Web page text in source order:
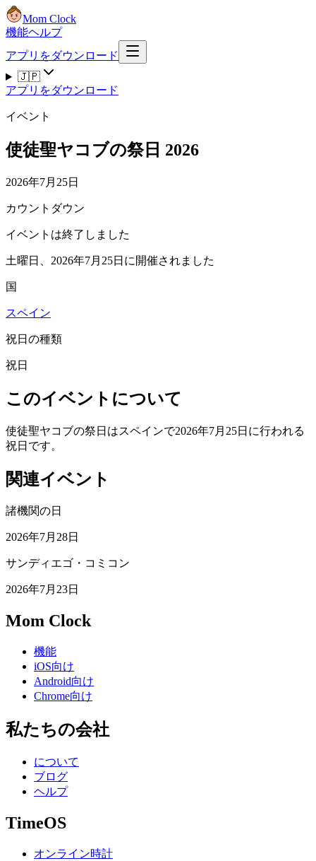
Mom Clock
機能ヘルプ
アプリをダウンロード
🇯🇵
アプリをダウンロード
イベント
使徒聖ヤコブの祭日 2026
2026年7月25日
カウントダウン
イベントは終了しました
土曜日、2026年7月25日に開催されました
国
スペイン
祝日の種類
祝日
このイベントについて
使徒聖ヤコブの祭日はスペインで2026年7月25日に行われる
祝日です。
関連イベント
諸機関の日
2026年7月28日
サンディエゴ・コミコン
2026年7月23日
Mom Clock
機能
iOS向け
Android向け
Chrome向け
私たちの会社
について
ブログ
ヘルプ
TimeOS
オンライン時計